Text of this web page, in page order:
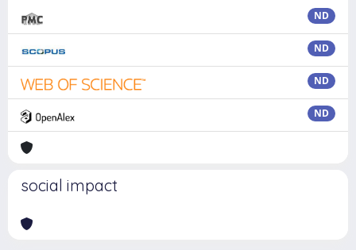
ND
ND
ND
ND
social impact